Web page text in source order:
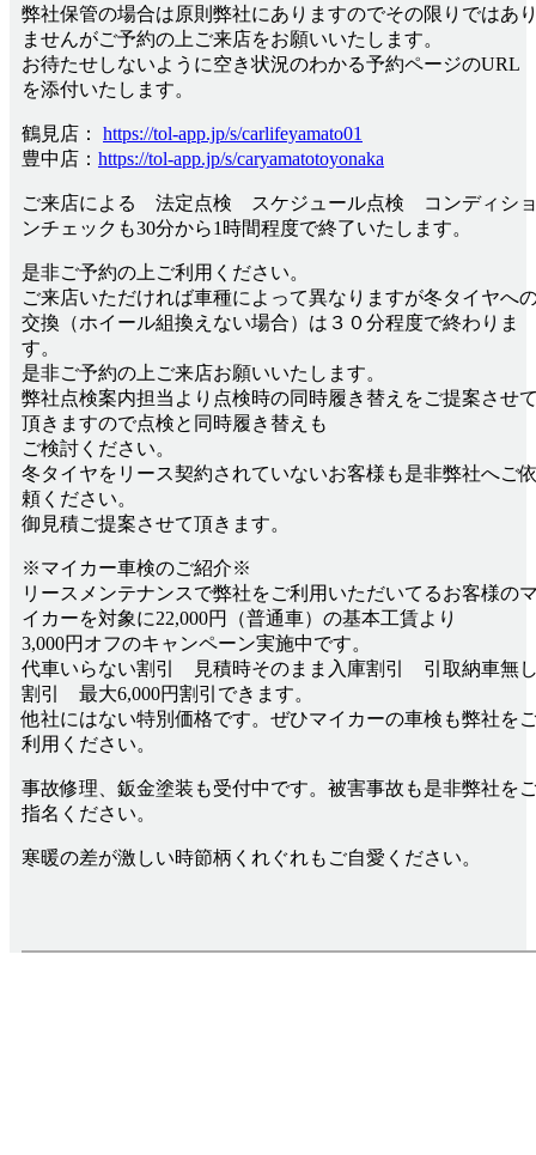
弊社保管の場合は原則弊社にありますのでその限りではあ
ませんがご予約の上ご来店をお願いいたします。
お待たせしないように空き状況のわかる予約ページのURL
を添付いたします。
鶴見店： https://tol-app.jp/s/carlifeyamato01
豊中店： https://tol-app.jp/s/caryamatotoyonaka
ご来店による 法定点検 スケジュール点検 コンディシ
ンチェックも30分から1時間程度で終了いたします。
是非ご予約の上ご利用ください。
ご来店いただければ車種によって異なりますが冬タイヤへ
交換（ホイール組換えない場合）は３０分程度で終わりま
す。
是非ご予約の上ご来店お願いいたします。
弊社点検案内担当より点検時の同時履き替えをご提案させ
頂きますので点検と同時履き替えも
ご検討ください。
冬タイヤをリース契約されていないお客様も是非弊社へご
頼ください。
御見積ご提案させて頂きます。
※マイカー車検のご紹介※
リースメンテナンスで弊社をご利用いただいてるお客様の
イカーを対象に22,000円（普通車）の基本工賃より
3,000円オフのキャンペーン実施中です。
代車いらない割引 見積時そのまま入庫割引 引取納車無
割引 最大6,000円割引できます。
他社にはない特別価格です。ぜひマイカーの車検も弊社を
利用ください。
事故修理、鈑金塗装も受付中です。被害事故も是非弊社を
指名ください。
寒暖の差が激しい時節柄くれぐれもご自愛ください。